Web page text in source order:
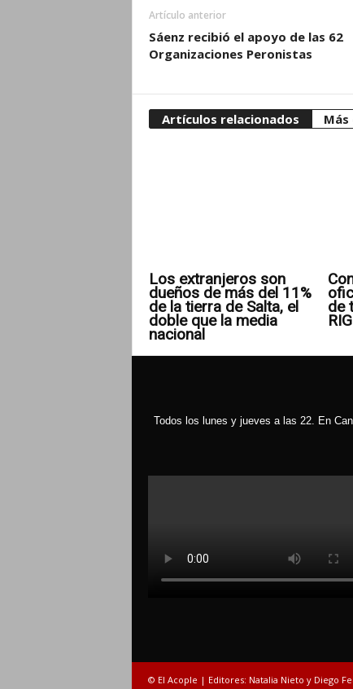
Artículo anterior
Sáenz recibió el apoyo de las 62
Organizaciones Peronistas
Artículos relacionados
Los extranjeros son
dueños de más del 11%
de la tierra de Salta, el
doble que la media
nacional
de
Todos los lunes y jueves a las 22. En
© El Acople | Editores: Natalia Nieto y Diego